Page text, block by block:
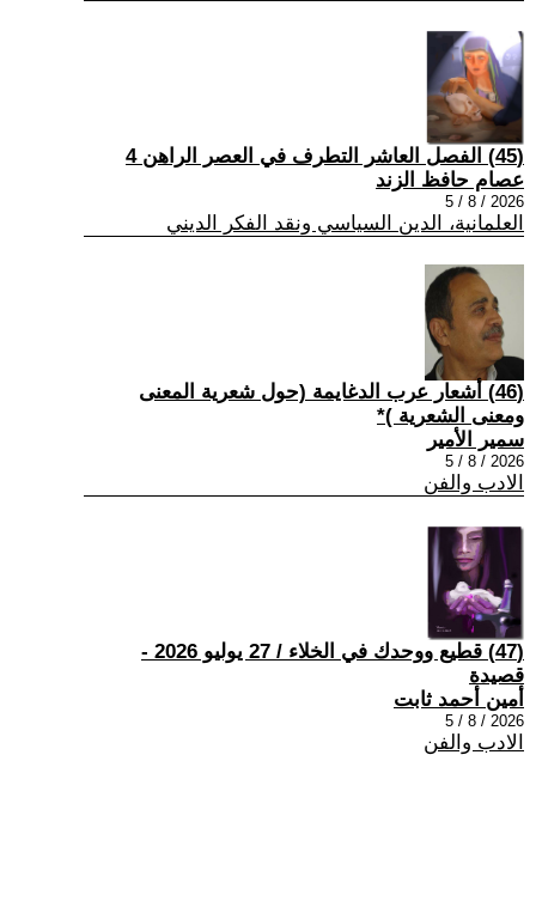
(45) الفصل العاشر التطرف في العصر الراهن 4
عصام حافظ الزند
2026 / 8 / 5
العلمانية، الدين السياسي ونقد الفكر الديني
(46) أشعار عرب الدغايمة (حول شعرية المعنى
ومعنى الشعرية )*
سمير الأمير
2026 / 8 / 5
الادب والفن
(47) قطيع ووحدك في الخلاء / 27 يوليو 2026 -
قصيدة
أمين أحمد ثابت
2026 / 8 / 5
الادب والفن